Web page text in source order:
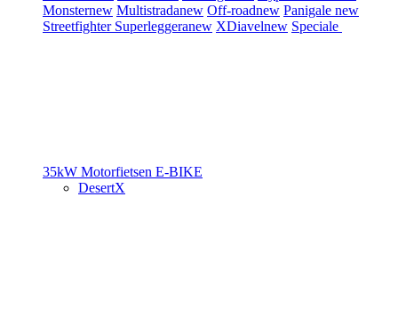
Monsternew Multistradanew Off-roadnew Panigale new
Streetfighter Superleggeranew XDiavelnew Speciale
35kW Motorfietsen E-BIKE
DesertX